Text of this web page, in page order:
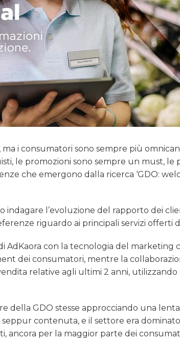
i consumatori sono sempre più
le promozioni sono sempre un must, le
che emergono dalla ricerca ‘GDO:
indagare l’evoluzione del rapporto dei
riguardo ai principali servizi offerti
AdKaora con la tecnologia del marketing
dei consumatori, mentre la
relative agli ultimi 2 anni,
della GDO stesse approcciando una
contenuta, e il settore era
ancora per la maggior parte dei